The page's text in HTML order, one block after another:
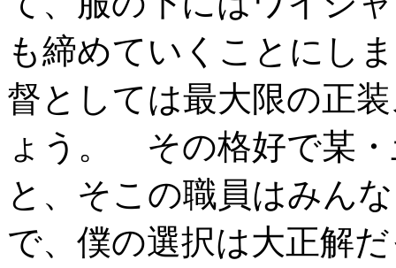
も締めていくことにし
督としては最大限の正
ょう。 その格好で某
と、そこの職員はみん
で、僕の選択は大正解